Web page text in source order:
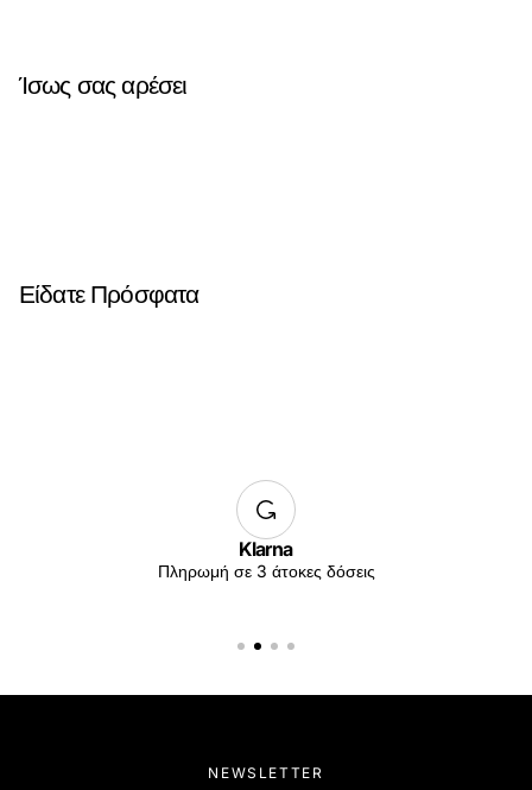
Ίσως σας αρέσει
Είδατε Πρόσφατα
Klarna
Πληρωμή σε 3 άτοκες δόσεις
NEWSLETTER